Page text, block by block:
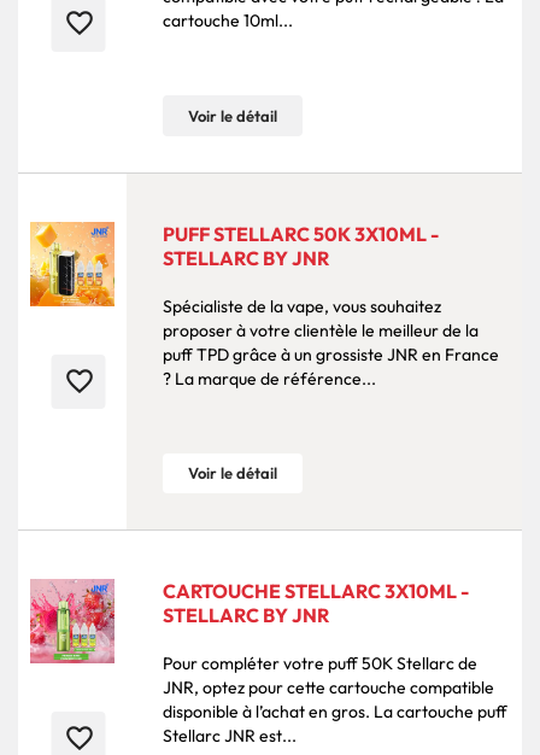
favorite_border
cartouche 10ml...
Voir le détail
favorite_border
PUFF STELLARC 50K 3X10ML -
STELLARC BY JNR
Spécialiste de la vape, vous souhaitez
proposer à votre clientèle le meilleur de la
puff TPD grâce à un grossiste JNR en France
? La marque de référence...
Voir le détail
favorite_border
CARTOUCHE STELLARC 3X10ML -
STELLARC BY JNR
Pour compléter votre puff 50K Stellarc de
JNR, optez pour cette cartouche compatible
disponible à l’achat en gros. La cartouche puff
Stellarc JNR est...